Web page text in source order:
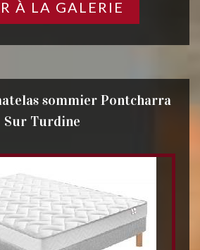
À LA GALERIE
sommier Pontcharra
Sur Turdine